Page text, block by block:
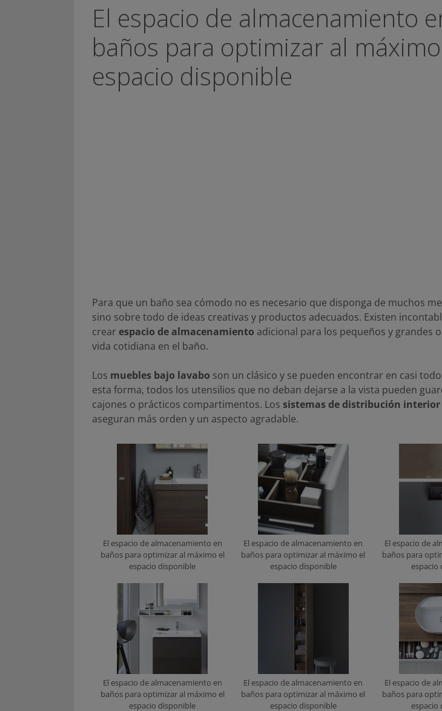
El espacio de almacenamiento
baños para optimizar al
espacio disponible
Para que un baño sea cómodo no es necesario que disponga de muchos
sino sobre todo de ideas creativas y productos adecuados. Existen
crear espacio de almacenamiento adicional para los pequeños y grandes
vida cotidiana en el baño.
Los muebles bajo lavabo son un clásico y se pueden encontrar en casi
esta forma, todos los utensilios que no deban dejarse a la vista pueden
cajones o prácticos compartimentos. Los sistemas de distribución interior
aseguran más orden y un aspecto agradable.
El espacio de almacenamiento en
baños para optimizar al máximo el
espacio disponible
El espacio de almacenamiento en
baños para optimizar al máximo el
espacio disponible
El espacio de
baños para
espacio
El espacio de almacenamiento en
baños para optimizar al máximo el
espacio disponible
El espacio de almacenamiento en
baños para optimizar al máximo el
espacio disponible
El espacio de
baños para
espacio